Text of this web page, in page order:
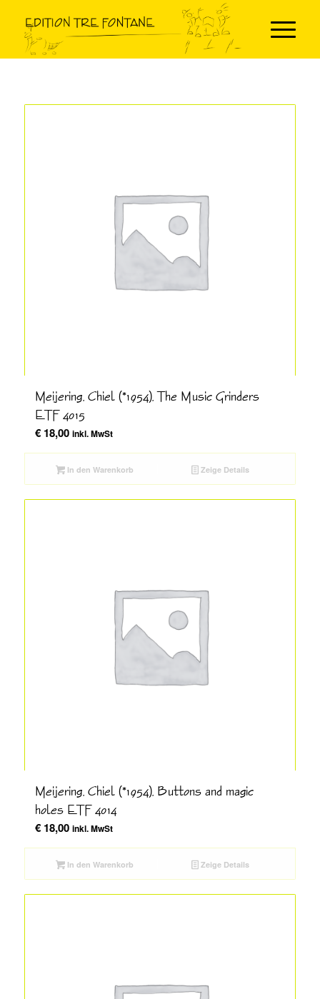
Meijering, Chiel (*1954), The Music Grinders
ETF 4015
€18,00 inkl. MwSt
In den Warenkorb Zeige Details
Meijering, Chiel (*1954), Buttons and magic
holes ETF 4014
€18,00 inkl. MwSt
In den Warenkorb Zeige Details